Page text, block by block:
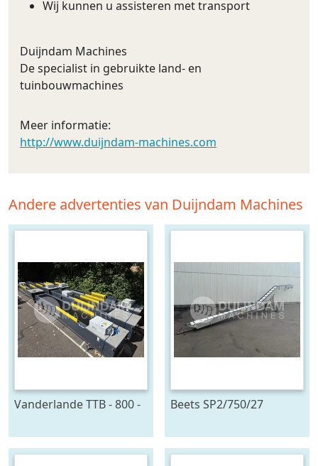
Wij kunnen u assisteren met transport
Duijndam Machines
De specialist in gebruikte land- en
tuinbouwmachines
Meer informatie:
http://www.duijndam-machines.com
Andere advertenties van Duijndam Machines
Vanderlande TTB - 800 -
telescoopband 4 delig,
2400 x 80 cm
Beets SP2/750/27